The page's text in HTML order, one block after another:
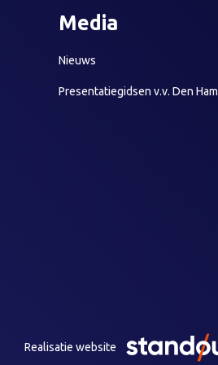
Media
Nieuws
Presentatiegidsen v.v. Den Ham
Realisatie website